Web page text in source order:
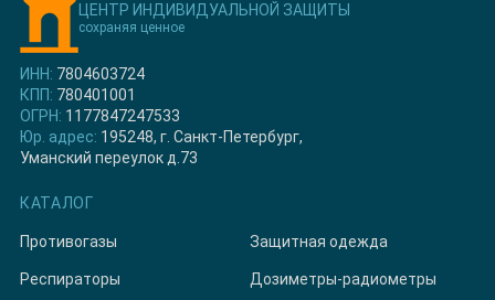
ЦЕНТР ИНДИВИДУАЛЬНОЙ ЗАЩИТЫ
сохраняя ценное
ИНН: 7804603724
КПП: 780401001
ОГРН: 1177847247533
Юр. адрес: 195248, г. Санкт-Петербург,
Уманский переулок д.73
КАТАЛОГ
Противогазы Защитная одежда
Респираторы Дозиметры-радиометры